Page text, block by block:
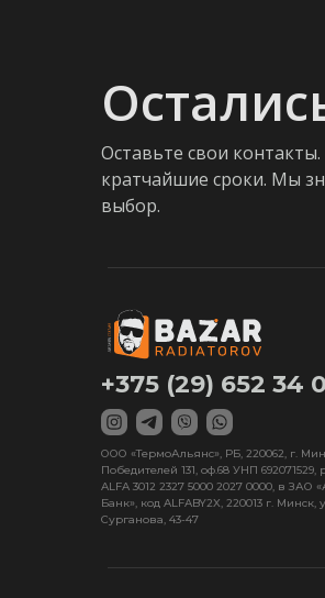
Оставьте свои
кратчайшие сроки. Мы
выбор.
+375 (29) 652 34
ООО «ТермоАльянс», РБ, 220062, г.
Победителей 131, оф.68 УНП 692071529,
ALFA 3012 2327 5000 2027 0000, в ЗАО
Банк», код ALFABY2X, 220013 г. Минск,
Сурганова, 43-47